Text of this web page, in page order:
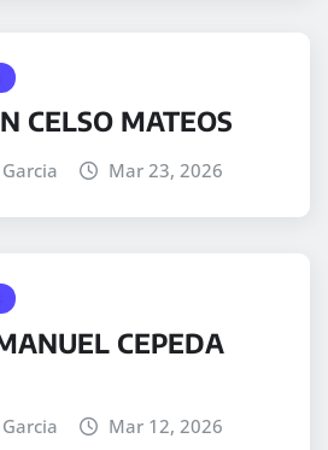
CELSO MATEOS
Mar 23, 2026
CEPEDA
Mar 12, 2026